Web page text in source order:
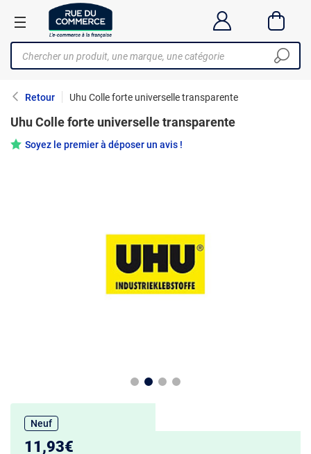
Retour Uhu Colle forte universelle transparente
Uhu Colle forte universelle transparente
Soyez le premier à déposer un avis !
Neuf
11,93€